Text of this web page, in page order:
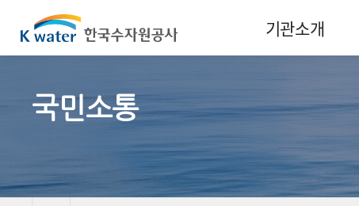
기관소개
국민소통